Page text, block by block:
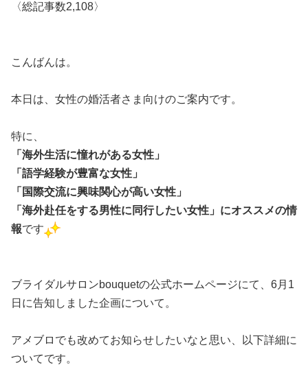
〈総記事数2,108〉
こんばんは。
本日は、女性の婚活者さま向けのご案内です。
特に、
「海外生活に憧れがある女性」
「語学経験が豊富な女性」
「国際交流に興味関心が高い女性」
「海外赴任をする男性に同行したい女性」にオススメの情
報です
ブライダルサロンbouquetの公式ホームページにて、6月1
日に告知しました企画について。
アメブロでも改めてお知らせしたいなと思い、以下詳細に
ついてです。